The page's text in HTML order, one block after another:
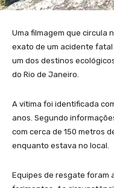
Uma filmagem que circula
exato de um acidente
um dos destinos
do Rio de Janeiro.
A vítima foi identificada
anos. Segundo
com cerca de 150 metros
enquanto estava no local.
Equipes de resgate foram